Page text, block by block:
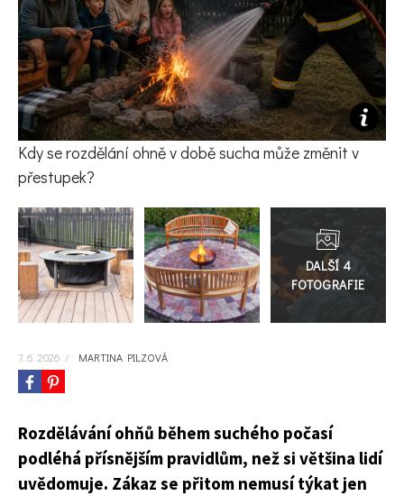
KVÍZY A TESTY
Kdy se rozdělání ohně v době sucha může změnit v
přestupek?
do
galerie
7. 6. 2026 / MARTINA PILZOVÁ
Rozdělávání ohňů během suchého počasí
podléhá přísnějším pravidlům, než si většina lidí
uvědomuje. Zákaz se přitom nemusí týkat jen